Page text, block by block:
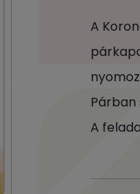
A
Párban
A